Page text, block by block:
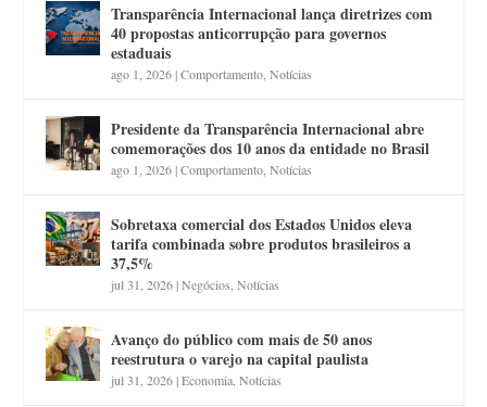
Transparência Internacional lança diretrizes com
40 propostas anticorrupção para governos
estaduais
ago 1, 2026|Comportamento ,Notícias
Presidente da Transparência Internacional abre
comemorações dos 10 anos da entidade no Brasil
ago 1, 2026|Comportamento ,Notícias
Sobretaxa comercial dos Estados Unidos eleva
tarifa combinada sobre produtos brasileiros a
37,5%
jul 31, 2026|Negócios ,Notícias
Avanço do público com mais de 50 anos
reestrutura o varejo na capital paulista
jul 31, 2026|Economia ,Notícias